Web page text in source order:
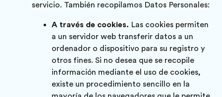
servicio. También recopilamos Datos Personales:
A través de cookies. Las cookies permiten
a un servidor web transferir datos a un
ordenador o dispositivo para su registro y
otros fines. Si no desea que se recopile
información mediante el uso de cookies,
existe un procedimiento sencillo en la